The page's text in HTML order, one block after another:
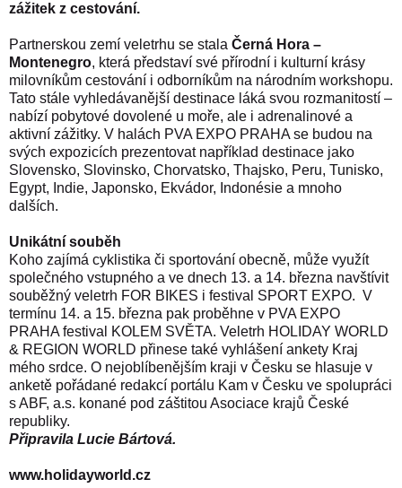
zážitek z cestování.
Partnerskou zemí veletrhu se stala Černá Hora –
Montenegro, která představí své přírodní i kulturní krásy
milovníkům cestování i odborníkům na národním workshopu.
Tato stále vyhledávanější destinace láká svou rozmanitostí –
nabízí pobytové dovolené u moře, ale i adrenalinové a
aktivní zážitky. V halách PVA EXPO PRAHA se budou na
svých expozicích prezentovat například destinace jako
Slovensko, Slovinsko, Chorvatsko, Thajsko, Peru, Tunisko,
Egypt, Indie, Japonsko, Ekvádor, Indonésie a mnoho
dalších.
Unikátní souběh
Koho zajímá cyklistika či sportování obecně, může využít
společného vstupného a ve dnech 13. a 14. března navštívit
souběžný veletrh FOR BIKES i festival SPORT EXPO. V
termínu 14. a 15. března pak proběhne v PVA EXPO
PRAHA festival KOLEM SVĚTA. Veletrh HOLIDAY WORLD
& REGION WORLD přinese také vyhlášení ankety Kraj
mého srdce. O nejoblíbenějším kraji v Česku se hlasuje v
anketě pořádané redakcí portálu Kam v Česku ve spolupráci
s ABF, a.s. konané pod záštitou Asociace krajů České
republiky.
Připravila Lucie Bártová.
www.holidayworld.cz